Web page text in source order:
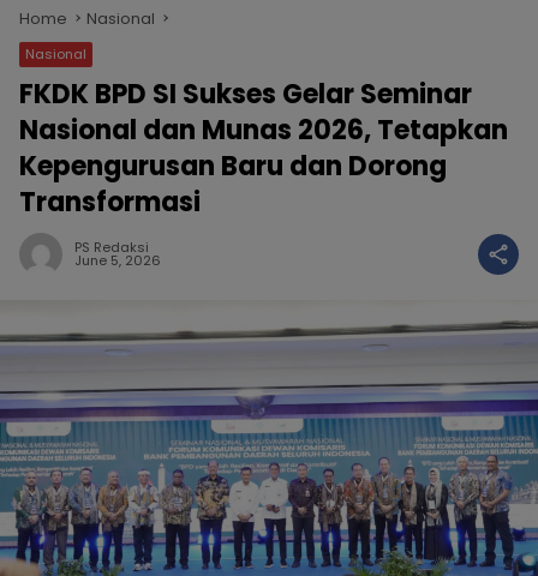
Home Nasional
Nasional
FKDK BPD SI Sukses Gelar Seminar
Nasional dan Munas 2026, Tetapkan
Kepengurusan Baru dan Dorong
Transformasi
PS Redaksi
June 5, 2026